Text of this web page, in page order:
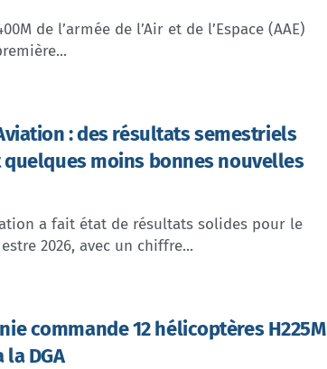
de l’armée de l’Air et de l’Espace (AAE)
: des résultats semestriels
quelques moins bonnes nouvelles
a fait état de résultats solides pour le
2026, avec un chiffre...
commande 12 hélicoptères H225M
DGA